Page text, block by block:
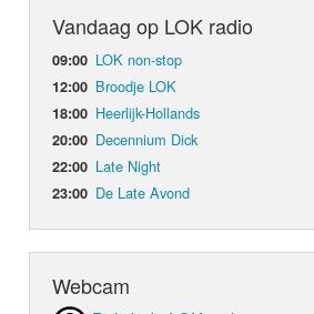
Vandaag op LOK radio
09:00 LOK non-stop
12:00 Broodje LOK
18:00 Heerlijk-Hollands
20:00 Decennium Dick
22:00 Late Night
23:00 De Late Avond
Webcam